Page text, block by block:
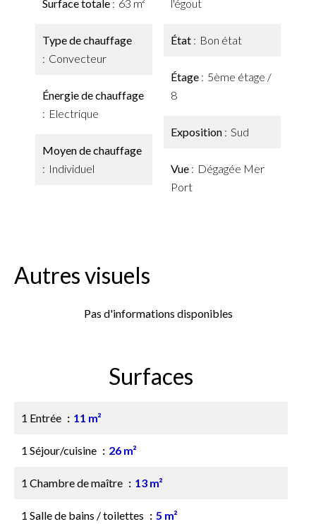
Surface totale 63 m²
Type de chauffage
Convecteur
Énergie de chauffage
Electrique
Moyen de chauffage
Individuel
l'égout
État Bon état
Étage
5ème étage /
8
Exposition Sud
Vue
Dégagée Mer
Port
Autres visuels
Pas d'informations disponibles
Surfaces
1 Entrée 11 m²
1 Séjour/cuisine 26 m²
1 Chambre de maître 13 m²
1 Salle de bains / toilettes 5 m²